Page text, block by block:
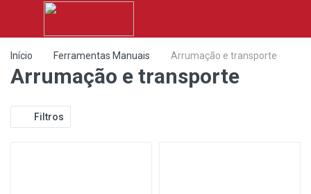
Início Ferramentas Manuais Arrumação e transporte
Arrumação e transporte
Filtros